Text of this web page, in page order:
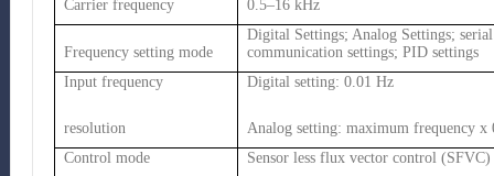
Carrier frequency 0.5–16 kHz
Frequency setting mode
Digital Settings; Analog Settings; serial
communication settings; PID settings
Input frequency
Digital setting: 0.01 Hz
resolution
Analog setting: maximum frequency x
Control mode
Sensor less flux vector control (SFVC)